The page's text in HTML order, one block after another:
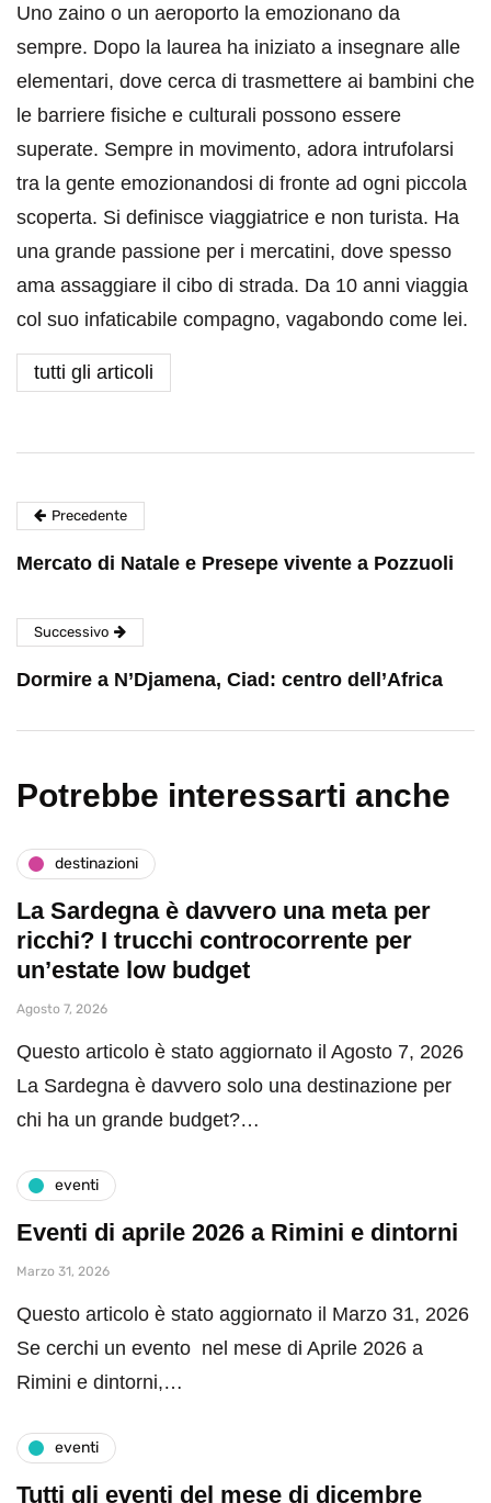
Uno zaino o un aeroporto la emozionano da
sempre. Dopo la laurea ha iniziato a insegnare alle
elementari, dove cerca di trasmettere ai bambini che
le barriere fisiche e culturali possono essere
superate. Sempre in movimento, adora intrufolarsi
tra la gente emozionandosi di fronte ad ogni piccola
scoperta. Si definisce viaggiatrice e non turista. Ha
una grande passione per i mercatini, dove spesso
ama assaggiare il cibo di strada. Da 10 anni viaggia
col suo infaticabile compagno, vagabondo come lei.
tutti gli articoli
Precedente
Mercato di Natale e Presepe vivente a Pozzuoli
Successivo
Dormire a N’Djamena, Ciad: centro dell’Africa
Potrebbe interessarti anche
destinazioni
La Sardegna è davvero una meta per
ricchi? I trucchi controcorrente per
un’estate low budget
Agosto 7, 2026
Questo articolo è stato aggiornato il Agosto 7, 2026
La Sardegna è davvero solo una destinazione per
chi ha un grande budget?…
eventi
Eventi di aprile 2026 a Rimini e dintorni
Marzo 31, 2026
Questo articolo è stato aggiornato il Marzo 31, 2026
Se cerchi un evento nel mese di Aprile 2026 a
Rimini e dintorni,…
eventi
Tutti gli eventi del mese di dicembre